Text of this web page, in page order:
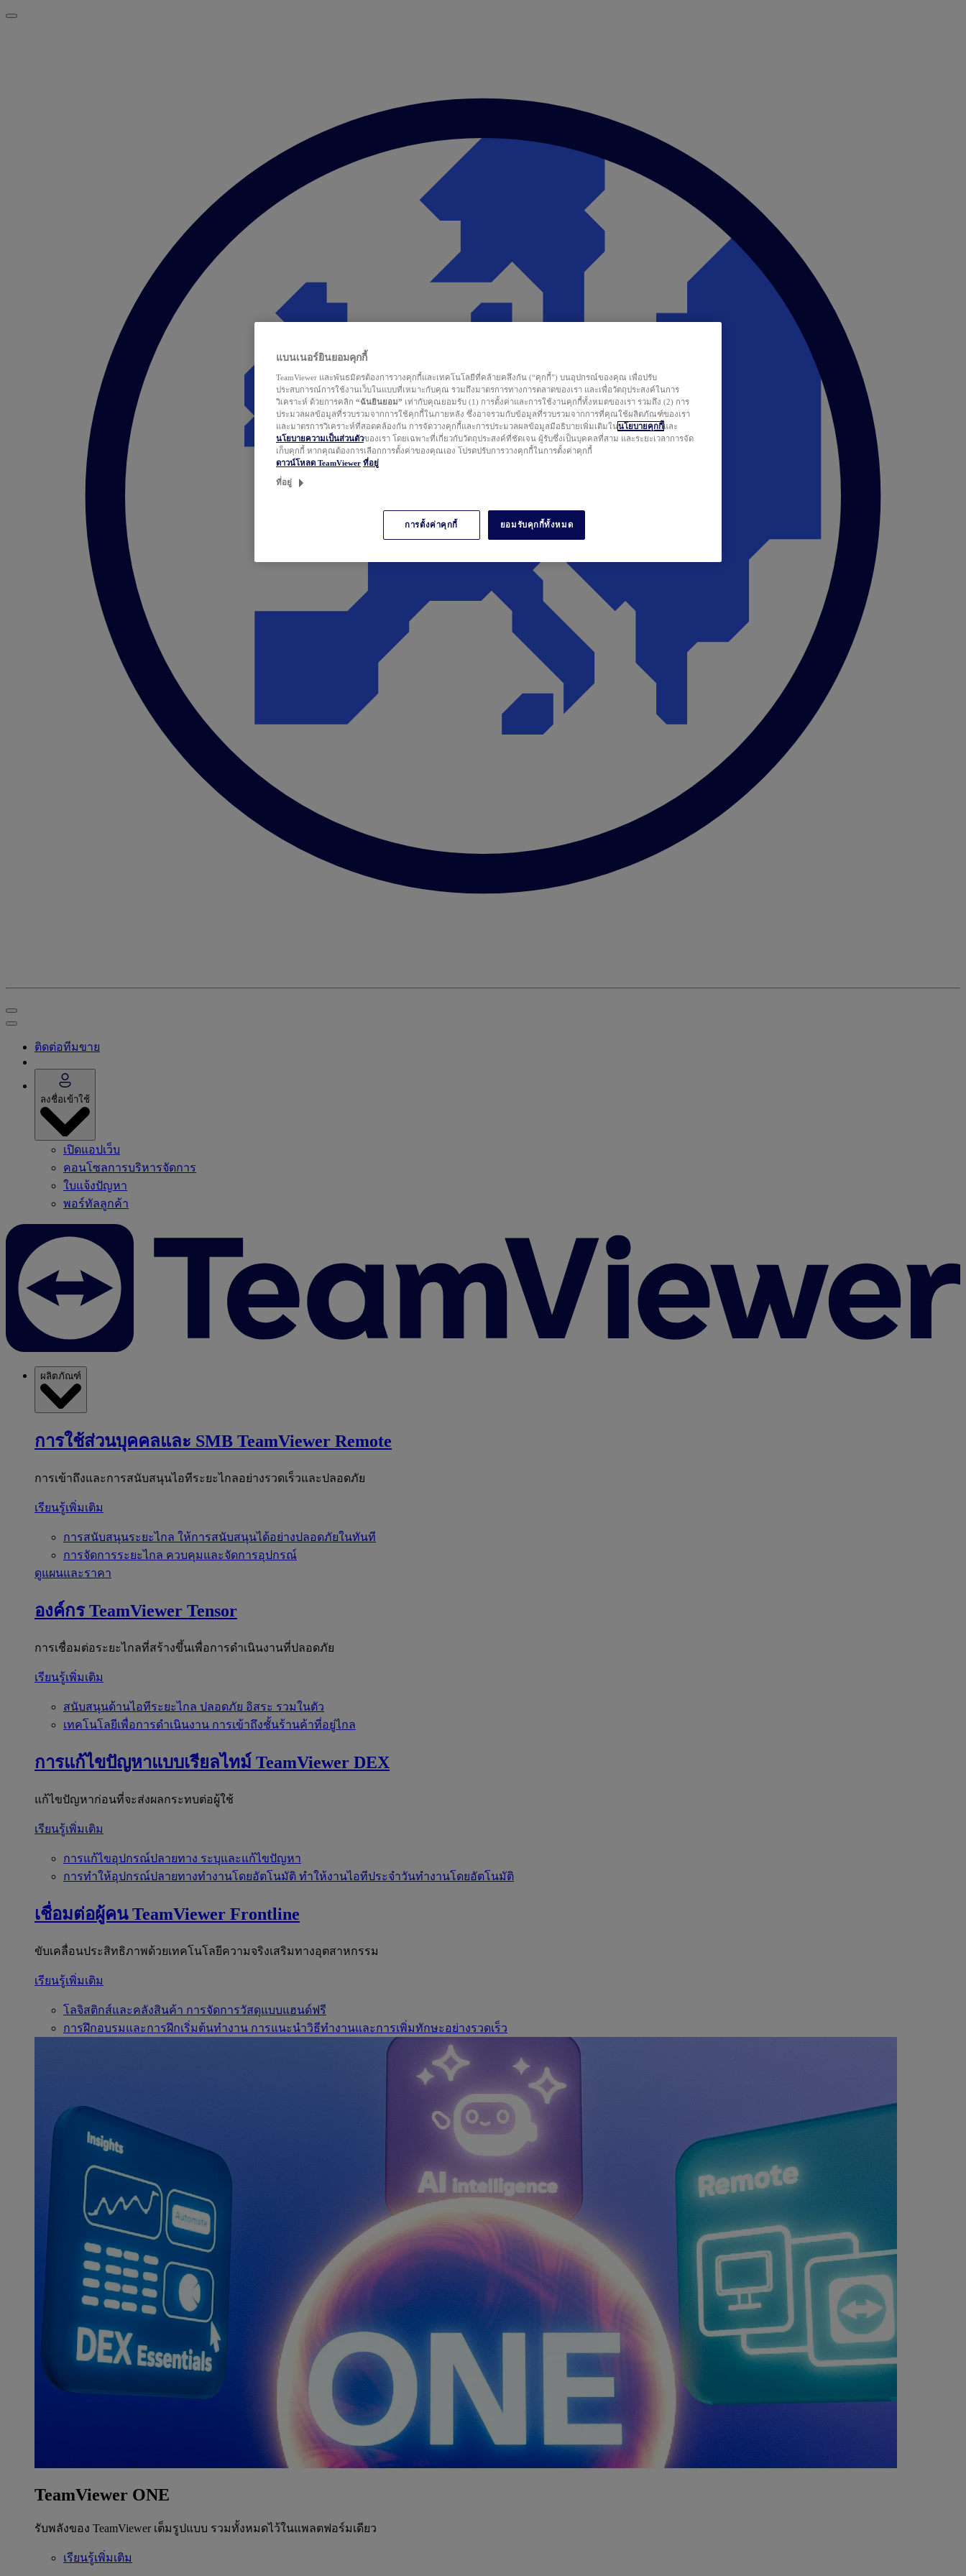
ติดต่อทีมขาย
ลงชื่อเข้าใช้
เปิดแอปเว็บ
คอนโซลการบริหารจัดการ
ใบแจ้งปัญหา
พอร์ทัลลูกค้า
ผลิตภัณฑ์
การใช้ส่วนบุคคลและ SMB TeamViewer Remote
การเข้าถึงและการสนับสนุนไอทีระยะไกลอย่างรวดเร็วและปลอดภัย
เรียนรู้เพิ่มเติม
การสนับสนุนระยะไกล ให้การสนับสนุนได้อย่างปลอดภัยในทันที
การจัดการระยะไกล ควบคุมและจัดการอุปกรณ์
ดูแผนและราคา
องค์กร TeamViewer Tensor
การเชื่อมต่อระยะไกลที่สร้างขึ้นเพื่อการดำเนินงานที่ปลอดภัย
เรียนรู้เพิ่มเติม
สนับสนุนด้านไอทีระยะไกล ปลอดภัย อิสระ รวมในตัว
เทคโนโลยีเพื่อการดำเนินงาน การเข้าถึงชั้นร้านค้าที่อยู่ไกล
การแก้ไขปัญหาแบบเรียลไทม์ TeamViewer DEX
แก้ไขปัญหาก่อนที่จะส่งผลกระทบต่อผู้ใช้
เรียนรู้เพิ่มเติม
การแก้ไขอุปกรณ์ปลายทาง ระบุและแก้ไขปัญหา
การทำให้อุปกรณ์ปลายทางทำงานโดยอัตโนมัติ ทำให้งานไอทีประจำวันทำงานโดยอัตโนมัติ
เชื่อมต่อผู้คน TeamViewer Frontline
ขับเคลื่อนประสิทธิภาพด้วยเทคโนโลยีความจริงเสริมทางอุตสาหกรรม
เรียนรู้เพิ่มเติม
โลจิสติกส์และคลังสินค้า การจัดการวัสดุแบบแฮนด์ฟรี
การฝึกอบรมและการฝึกเริ่มต้นทำงาน การแนะนำวิธีทำงานและการเพิ่มทักษะอย่างรวดเร็ว
TeamViewer ONE
รับพลังของ TeamViewer เต็มรูปแบบ รวมทั้งหมดไว้ในแพลตฟอร์มเดียว
เรียนรู้เพิ่มเติม
แบนเนอร์ยินยอมคุกกี้
TeamViewer และพันธมิตรต้องการวางคุกกี้และเทคโนโลยีที่คล้ายคลึงกัน (“คุกกี้”) บนอุปกรณ์ของคุณ เพื่อปรับ
ประสบการณ์การใช้งานเว็บในแบบที่เหมาะกับคุณ รวมถึงมาตรการทางการตลาดของเรา และเพื่อวัตถุประสงค์ในการ
วิเคราะห์ ด้วยการคลิก “ฉันยินยอม” เท่ากับคุณยอมรับ (1) การตั้งค่าและการใช้งานคุกกี้ทั้งหมดของเรา รวมถึง (2) การ
ประมวลผลข้อมูลที่รวบรวมจากการใช้คุกกี้ในภายหลัง ซึ่งอาจรวมกับข้อมูลที่รวบรวมจากการที่คุณใช้ผลิตภัณฑ์ของเรา
และมาตรการวิเคราะห์ที่สอดคล้องกัน การจัดวางคุกกี้และการประมวลผลข้อมูลมีอธิบายเพิ่มเติมในนโยบายคุกกี้และ
นโยบายความเป็นส่วนตัวของเรา โดยเฉพาะที่เกี่ยวกับวัตถุประสงค์ที่ชัดเจน ผู้รับซึ่งเป็นบุคคลที่สาม และระยะเวลาการจัด
เก็บคุกกี้ หากคุณต้องการเลือกการตั้งค่าของคุณเอง โปรดปรับการวางคุกกี้ในการตั้งค่าคุกกี้
ดาวน์โหลด TeamViewer ที่อยู่
ที่อยู่
การตั้งค่าคุกกี้ ยอมรับคุกกี้ทั้งหมด